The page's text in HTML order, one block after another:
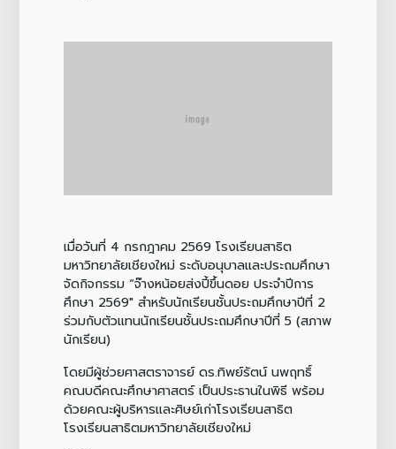
เมื่อวันที่ 4 กรกฎาคม 2569 โรงเรียนสาธิต
มหาวิทยาลัยเชียงใหม่ ระดับอนุบาลและประถมศึกษา
จัดกิจกรรม “จ๊างหน้อยส่งปี้ขึ้นดอย ประจำปีการ
ศึกษา 2569" สำหรับนักเรียนชั้นประถมศึกษาปีที่ 2
ร่วมกับตัวแทนนักเรียนชั้นประถมศึกษาปีที่ 5 (สภาพ
นักเรียน)
โดยมีผู้ช่วยศาสตราจารย์ ดร.ทิพย์รัตน์ นพฤทธิ์
คณบดีคณะศึกษาศาสตร์ เป็นประธานในพิธี พร้อม
ด้วยคณะผู้บริหารและศิษย์เก่าโรงเรียนสาธิต
โรงเรียนสาธิตมหาวิทยาลัยเชียงใหม่